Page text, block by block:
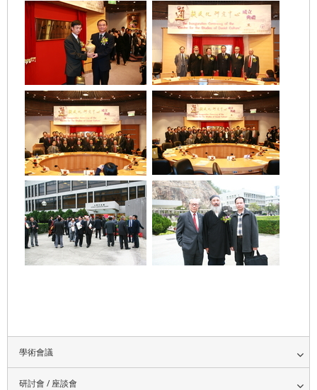
學術會議
研討會 / 座談會